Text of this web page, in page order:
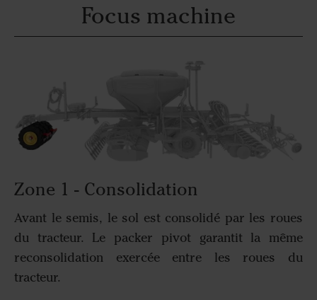
Focus machine
Zone 1 - Consolidation
Avant le semis, le sol est consolidé par les roues
du tracteur. Le packer pivot garantit la même
reconsolidation exercée entre les roues du
tracteur.